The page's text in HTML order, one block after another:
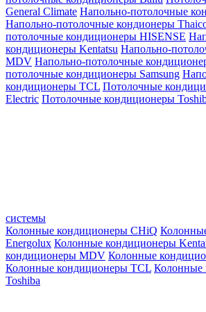
General Climate Напольно-потолочные
Напольно-потолочные кондионеры
потолочные кондиционеры HISENSE
кондиционеры Kentatsu Напольно-
MDV Напольно-потолочные
потолочные кондиционеры Samsung
кондиционеры TCL Потолочные
Electric Потолочные кондиционеры
системы
Колонные кондиционеры CHiQ
Energolux Колонные кондиционеры
кондиционеры MDV Колонные
Колонные кондиционеры TCL Колонные
Toshiba